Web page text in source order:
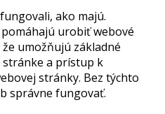
ako majú.
urobiť webové
umožňujú základné
stránke a prístup k
stránky. Bez týchto
správne fungovať.